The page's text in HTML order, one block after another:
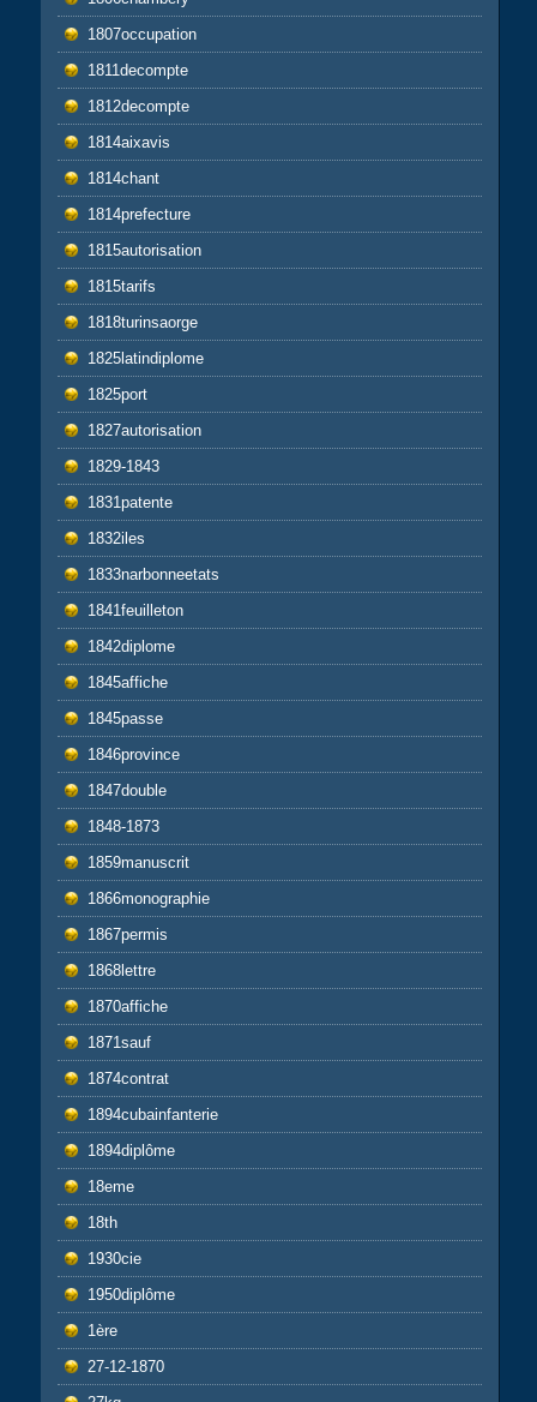
1807occupation
1811decompte
1812decompte
1814aixavis
1814chant
1814prefecture
1815autorisation
1815tarifs
1818turinsaorge
1825latindiplome
1825port
1827autorisation
1829-1843
1831patente
1832iles
1833narbonneetats
1841feuilleton
1842diplome
1845affiche
1845passe
1846province
1847double
1848-1873
1859manuscrit
1866monographie
1867permis
1868lettre
1870affiche
1871sauf
1874contrat
1894cubainfanterie
1894diplôme
18eme
18th
1930cie
1950diplôme
1ère
27-12-1870